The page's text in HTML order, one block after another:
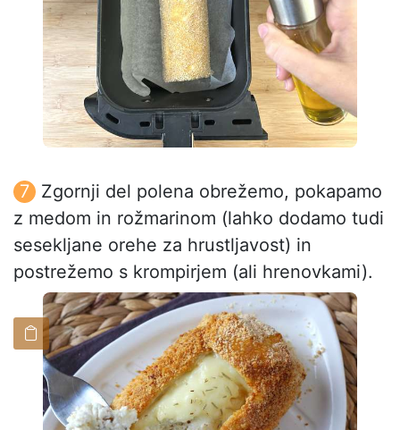
Zgornji del polena obrežemo, pokapamo
z medom in rožmarinom (lahko dodamo tudi
sesekljane orehe za hrustljavost) in
postrežemo s krompirjem (ali hrenovkami).